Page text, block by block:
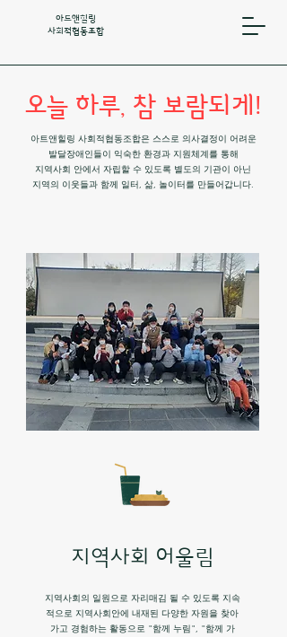
아트앤힐링
사회적협동조합
오늘 하루, 참 보람되게!
아트앤힐링 사회적협동조합은 스스로 의사결정이 어려운
발달장애인들이 익숙한 환경과 지원체계를 통해
지역사회 안에서 자립할 수 있도록 별도의 기관이 아닌
지역의 이웃들과 함께 일터, 삶, 놀이터를 만들어갑니다.
지역사회 어울림
지역사회의 일원으로 자리매김 될 수 있도록 지속
적으로 지역사회안에 내재된 다양한 자원을 찾아
가고 경험하는 활동으로 "함께 누림", "함께 가